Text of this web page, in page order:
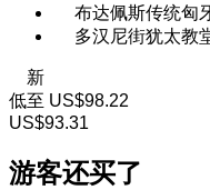
布达佩斯传统匈
多汉尼街犹太教
新
低至 US$98.22
US$93.31
游客还买了